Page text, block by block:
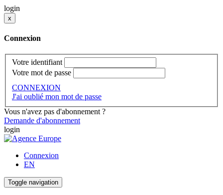
login
x
Connexion
Votre identifiant
Votre mot de passe
CONNEXION
J'ai oublié mon mot de passe
Vous n'avez pas d'abonnement ?
Demande d'abonnement
login
Connexion
EN
Toggle navigation